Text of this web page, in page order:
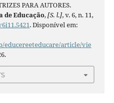
PARA AUTORES.
de Educação,[S. l.], v. 6, n. 11,
. Disponível em:
educereeteducare/article/vie